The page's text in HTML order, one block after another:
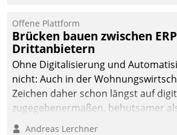
Unternehmen.
Offene Plattform
Brücken bauen zwischen
Drittanbietern
Ohne Digitalisierung und
nicht: Auch in der
Zeichen daher schon längst auf
zugegebenermaßen, behutsamer
Branchen.
Andreas Lerchner